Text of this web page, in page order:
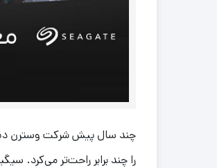
چند سال پیش شرکت وسترن
را چند برابر راحت‌تر می‌کرد.